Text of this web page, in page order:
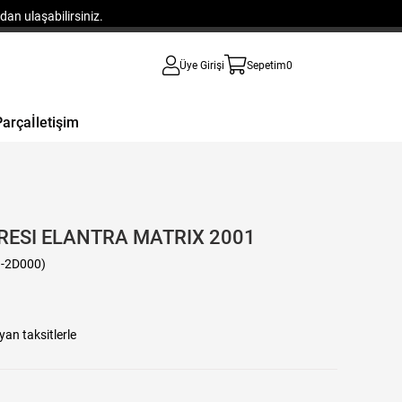
ulaşabilirsiniz.
Üye Girişi Sepetim0
İletişim
ELANTRA MATRIX 2001
2D000)
taksitlerle